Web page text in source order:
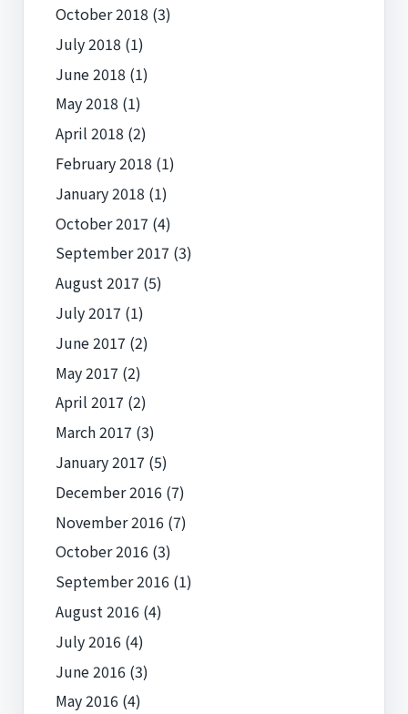
October 2018 (3)
July 2018 (1)
June 2018 (1)
May 2018 (1)
April 2018 (2)
February 2018 (1)
January 2018 (1)
October 2017 (4)
September 2017 (3)
August 2017 (5)
July 2017 (1)
June 2017 (2)
May 2017 (2)
April 2017 (2)
March 2017 (3)
January 2017 (5)
December 2016(7)
November 2016(7)
October 2016(3)
September 2016(1)
August 2016(4)
July 2016(4)
June 2016(3)
May 2016(4)